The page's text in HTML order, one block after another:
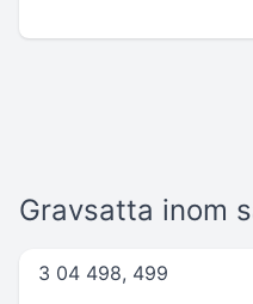
Gravsatta inom
3 04 498, 499